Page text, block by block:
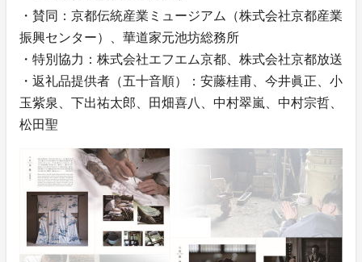
・賛同：京都伝統産業ミュージアム（株式会社京都産業
振興センター）、華道家元池坊総務所
・特別協力：株式会社エフエム京都、株式会社京都放送
・返礼品提供者（五十音順）：安藤桂甫、今井眞正、小
玉紫泉、下出祐太郎、田畑喜八、中村翠嵐、中村宗哲、
松田聖